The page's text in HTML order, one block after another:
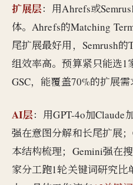
扩展层：用Ahrefs或
体。Ahrefs的Matching
尾扩展最好用，Semrush的
组效率高。预算紧只能选1
GSC，能覆盖70%的扩展需
AI层：用GPT-4o加Claude
强在意图分解和长尾扩展
本结构梳理；Gemini强在
家分工跑1轮关键词研究比